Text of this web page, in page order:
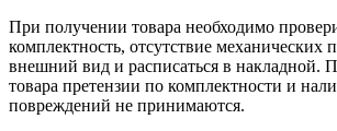
При получении товара необходимо
комплектность, отсутствие механических
внешний вид и расписаться в накладной.
товара претензии по комплектности и
повреждений не принимаются.